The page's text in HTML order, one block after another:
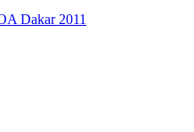
Dakar 2011